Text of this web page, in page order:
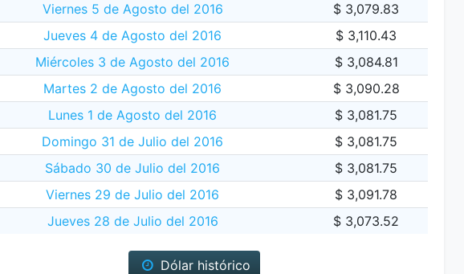
Viernes 5 de Agosto del 2016
$ 3,079.83
Jueves 4 de Agosto del 2016
$ 3,110.43
Miércoles 3 de Agosto del 2016
$ 3,084.81
Martes 2 de Agosto del 2016
$ 3,090.28
Lunes 1 de Agosto del 2016
$ 3,081.75
Domingo 31 de Julio del 2016
$ 3,081.75
Sábado 30 de Julio del 2016
$ 3,081.75
Viernes 29 de Julio del 2016
$ 3,091.78
Jueves 28 de Julio del 2016
$ 3,073.52
Dólar histórico